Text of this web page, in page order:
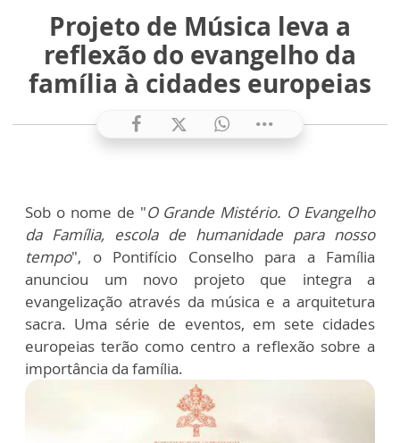
Projeto de Música leva a
reflexão do evangelho da
família à cidades europeias
Sob o nome de "O Grande Mistério. O Evangelho
da Família, escola de humanidade para nosso
tempo", o Pontifício Conselho para a Família
anunciou um novo projeto que integra a
evangelização através da música e a arquitetura
sacra. Uma série de eventos, em sete cidades
europeias terão como centro a reflexão sobre a
importância da família.